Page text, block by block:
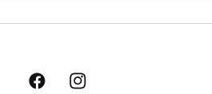
„Facebook“„Instagram“